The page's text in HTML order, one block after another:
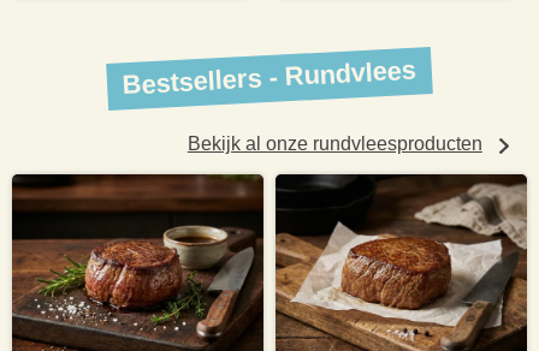
Bestsellers - Rundvlees
Bekijk al onze rundvleesproducten